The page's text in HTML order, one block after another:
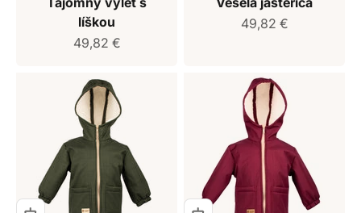
líškou
Predajná cena
49,82 €
Predajná cena
49,82 €